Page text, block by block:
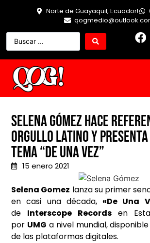
Norte de Guayaquil, Ecuador
Selena Gómez hace
orgullo latino y presenta
tema “De Una Vez”
15 enero 2021
Selena Gomez lanza su primer
en casi una década, «De Una
de Interscope Records en
por UMG a nivel mundial,
de las plataformas digitales.